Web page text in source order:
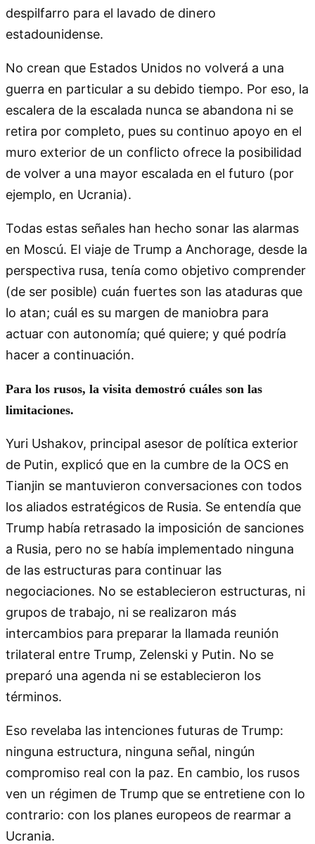
despilfarro para el lavado de dinero
estadounidense.
No crean que Estados Unidos no volverá a una
guerra en particular a su debido tiempo. Por eso, la
escalera de la escalada nunca se abandona ni se
retira por completo, pues su continuo apoyo en el
muro exterior de un conflicto ofrece la posibilidad
de volver a una mayor escalada en el futuro (por
ejemplo, en Ucrania).
Todas estas señales han hecho sonar las alarmas
en Moscú. El viaje de Trump a Anchorage, desde la
perspectiva rusa, tenía como objetivo comprender
(de ser posible) cuán fuertes son las ataduras que
lo atan; cuál es su margen de maniobra para
actuar con autonomía; qué quiere; y qué podría
hacer a continuación.
Para los rusos, la visita demostró cuáles son las
limitaciones.
Yuri Ushakov, principal asesor de política exterior
de Putin, explicó que en la cumbre de la OCS en
Tianjin se mantuvieron conversaciones con todos
los aliados estratégicos de Rusia. Se entendía que
Trump había retrasado la imposición de sanciones
a Rusia, pero no se había implementado ninguna
de las estructuras para continuar las
negociaciones. No se establecieron estructuras, ni
grupos de trabajo, ni se realizaron más
intercambios para preparar la llamada reunión
trilateral entre Trump, Zelenski y Putin. No se
preparó una agenda ni se establecieron los
términos.
Eso revelaba las intenciones futuras de Trump:
ninguna estructura, ninguna señal, ningún
compromiso real con la paz. En cambio, los rusos
ven un régimen de Trump que se entretiene con lo
contrario: con los planes europeos de rearmar a
Ucrania.